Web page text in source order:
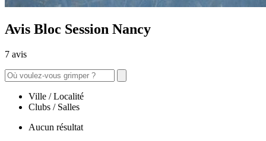
Avis Bloc Session Nancy
7 avis
Ville / Localité
Clubs / Salles
Aucun résultat